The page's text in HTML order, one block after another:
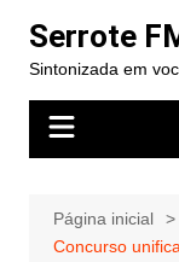
para
conteúdo
Serrote
Sintonizada em
Página inicial
Concurso